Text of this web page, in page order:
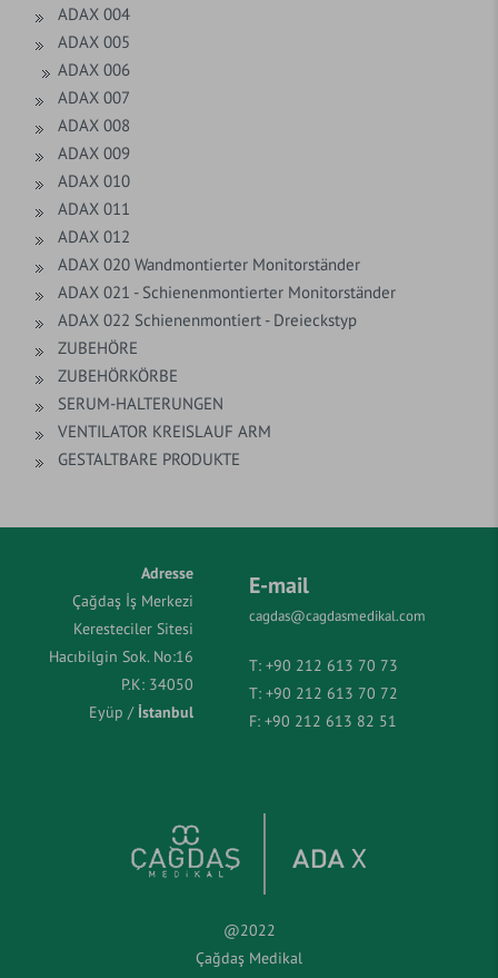
ADAX 004
ADAX 005
ADAX 006
ADAX 007
ADAX 008
ADAX 009
ADAX 010
ADAX 011
ADAX 012
ADAX 020 Wandmontierter Monitorständer
ADAX 021 - Schienenmontierter Monitorständer
ADAX 022 Schienenmontiert - Dreieckstyp
ZUBEHÖRE
ZUBEHÖRKÖRBE
SERUM-HALTERUNGEN
VENTILATOR KREISLAUF ARM
GESTALTBARE PRODUKTE
Adresse
Çağdaş İş Merkezi
Keresteciler Sitesi
Hacıbilgin Sok. No:16
P.K: 34050
Eyüp / İstanbul
E-mail
cagdas@cagdasmedikal.com
T: +90 212 613 70 73
T: +90 212 613 70 72
F: +90 212 613 82 51
@2022
Çağdaş Medikal